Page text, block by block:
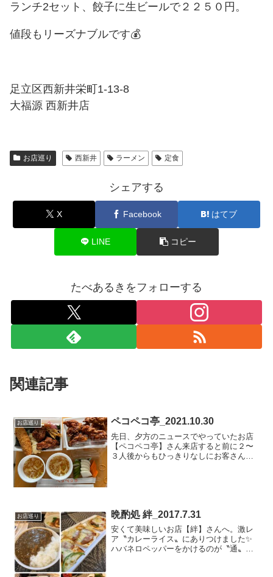
ランチ2セット、餃子に生ビールで２２５０円。
値段もリーズナブルです💰
足立区西新井栄町1-13-8
大福源 西新井店
お店巡り 西新井 ラーメン 定食
シェアする
X Facebook はてブ
LINE コピー
たべあるきをフォローする
関連記事
お店巡り ペコペコ亭_2021.10.30
先日、夕方のニュースでやっていたお店
【ペコペコ亭】さん来店すると前に２〜
３人後からもひっきりなしにお客さんが
お店巡り 晩酌処 絆_2017.7.31
安くて美味しいお店【絆】さんへ。激レ
ア〝カレーライス〟にありつけました✨
ハバネロペッパーをかけるのが〝通〟み